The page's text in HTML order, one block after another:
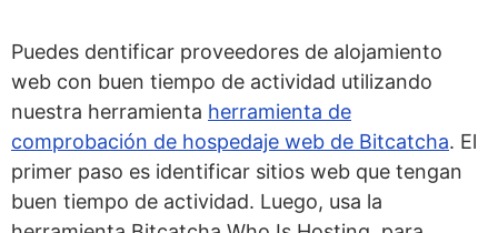
Puedes dentificar proveedores de alojamiento
web con buen tiempo de actividad utilizando
nuestra herramienta herramienta de
comprobación de hospedaje web de Bitcatcha. El
primer paso es identificar sitios web que tengan
buen tiempo de actividad. Luego, usa la